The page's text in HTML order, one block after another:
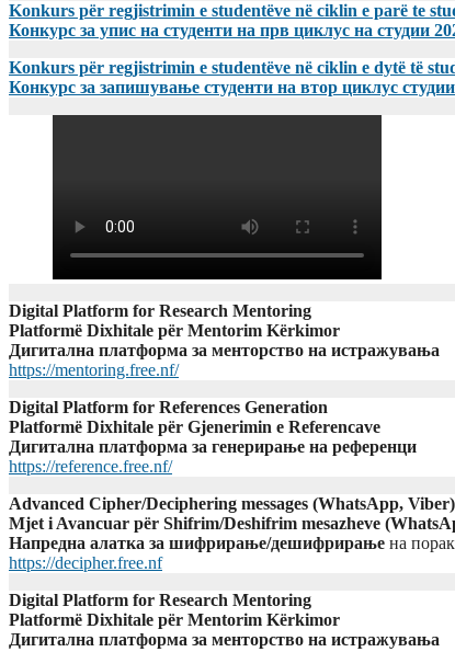
Konkurs për regjistrimin e studentëve në ciklin e parë te
Конкурс за упис на студенти на прв циклус на студии
Konkurs për regjistrimin e studentëve në ciklin e dytë të
Конкурс за запишување студенти на втор циклус
Digital Platform for Research Mentoring
Platformë Dixhitale për Mentorim Kërkimor
Дигитална платформа за менторство на истражувања
https://mentoring.free.nf/
Digital Platform for References Generation
Platformë Dixhitale për Gjenerimin e Referencave
Дигитална платформа за генерирање на референци
https://reference.free.nf/
Advanced Cipher/Deciphering messages (WhatsApp, Viber)
Mjet i Avancuar për Shifrim/Deshifrim mesazheve
Напредна алатка за шифрирање/дешифрирање на
https://decipher.free.nf
Digital Platform for Research Mentoring
Platformë Dixhitale për Mentorim Kërkimor
Дигитална платформа за менторство на истражувања